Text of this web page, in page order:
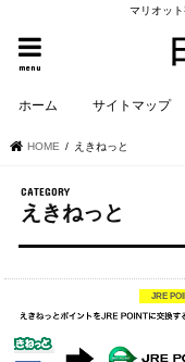
マリオッ
menu
ホーム サイトマップ
HOME えきねっと
えきねっと
JRE